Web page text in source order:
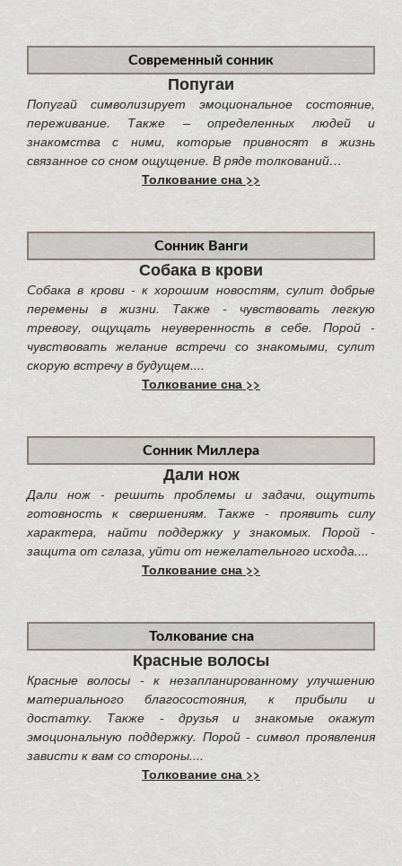
Современный сонник
Попугаи
Попугай символизирует эмоциональное состояние,
переживание. Также – определенных людей и
знакомства с ними, которые привносят в жизнь
связанное со сном ощущение. В ряде толкований…
Толкование сна >>
Сонник Ванги
Собака в крови
Собака в крови - к хорошим новостям, сулит добрые
перемены в жизни. Также - чувствовать легкую
тревогу, ощущать неуверенность в себе. Порой -
чувствовать желание встречи со знакомыми, сулит
скорую встречу в будущем....
Толкование сна >>
Сонник Миллера
Дали нож
Дали нож - решить проблемы и задачи, ощутить
готовность к свершениям. Также - проявить силу
характера, найти поддержку у знакомых. Порой -
защита от сглаза, уйти от нежелательного исхода....
Толкование сна >>
Толкование сна
Красные волосы
Красные волосы - к незапланированному улучшению
материального благосостояния, к прибыли и
достатку. Также - друзья и знакомые окажут
эмоциональную поддержку. Порой - символ проявления
зависти к вам со стороны....
Толкование сна >>